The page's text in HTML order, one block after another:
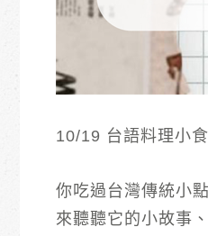
10/19 台語料理小
你吃過台灣傳統小
來聽聽它的小故事